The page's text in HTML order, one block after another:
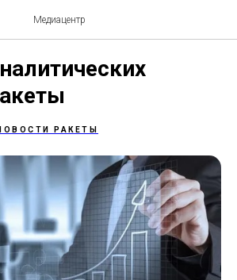
Медиацентр
РАКЕТЫ